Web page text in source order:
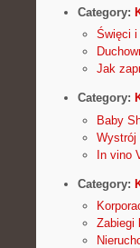
Category:
Święci i
Jak
Category:
Baby
Wystrój
In vino
Category:
Zabiegi